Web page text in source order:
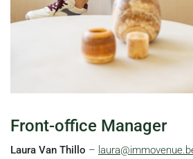
Front-office Manager
Laura Van Thillo –